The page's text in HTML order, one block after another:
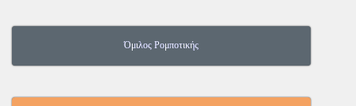
Όμιλος Ρομποτικής